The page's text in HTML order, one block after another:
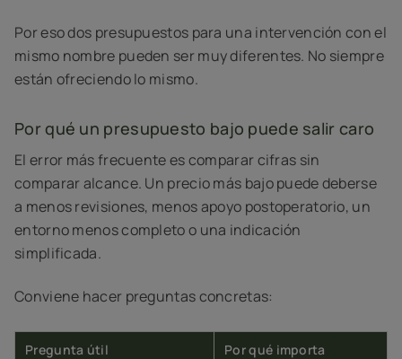
Por eso dos presupuestos para una intervención con el
mismo nombre pueden ser muy diferentes. No siempre
están ofreciendo lo mismo.
Por qué un presupuesto bajo puede salir caro
El error más frecuente es comparar cifras sin
comparar alcance. Un precio más bajo puede deberse
a menos revisiones, menos apoyo postoperatorio, un
entorno menos completo o una indicación
simplificada.
Conviene hacer preguntas concretas:
Pregunta útil Por qué importa